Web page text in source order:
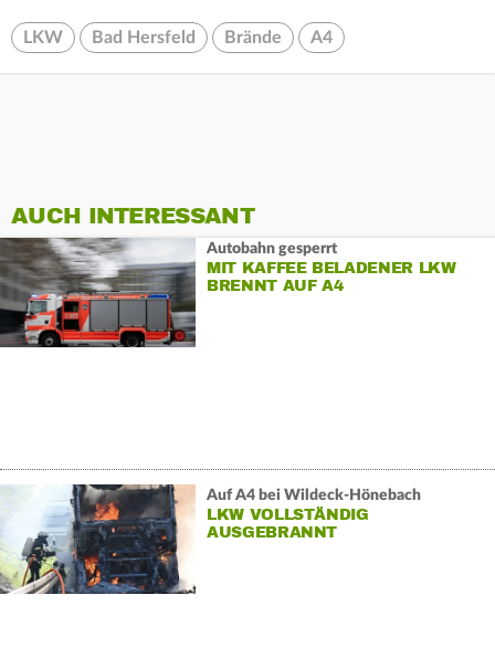
LKW Bad Hersfeld Brände A4
AUCH INTERESSANT
Autobahn gesperrt
MIT KAFFEE BELADENER LKW
BRENNT AUF A4
Auf A4 bei Wildeck-Hönebach
LKW VOLLSTÄNDIG
AUSGEBRANNT